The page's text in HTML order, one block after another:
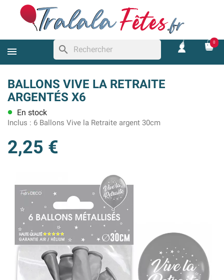
search
0
BALLONS VIVE LA RETRAITE
ARGENTÉS X6
lens En stock
Inclus : 6 Ballons Vive la Retraite argent 30cm
2,25 €